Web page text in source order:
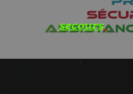
secours